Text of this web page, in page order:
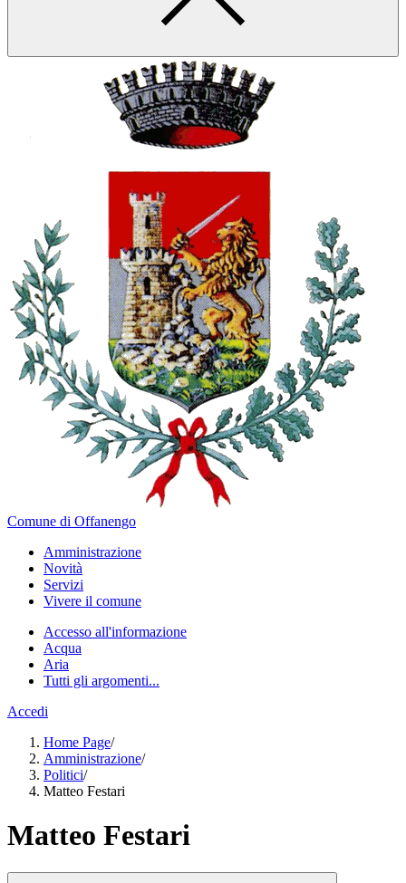
Comune di Offanengo
Amministrazione
Novità
Servizi
Vivere il comune
Accesso all'informazione
Acqua
Aria
Tutti gli argomenti...
Accedi
Home Page/
Amministrazione/
Politici/
Matteo Festari
Matteo Festari